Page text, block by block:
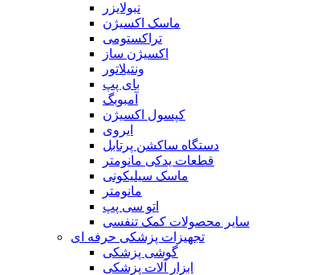
نبولایزر
ماسک اکسیژن
تراکستومی
اکسیژن ساز
ونتیلاتور
بای پپ
آمبوبگ
کپسول اکسیژن
ایروی
دستگاه ساکشن پرتابل
قطعات یدکی مانومتر
ماسک سیلیکونی
مانومتر
اتو سی پپ
سایر محصولات کمک تنفسی
تجهیزات پزشکی حرفه ای
گوشی پزشکی
ابزار آلات پزشکی